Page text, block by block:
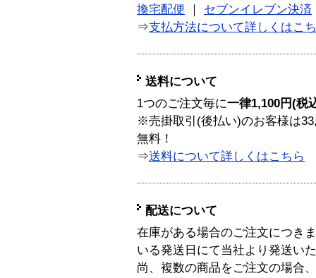
換宅配便
セブンイレブン決済
⇒支払方法について詳しくはこ
送料について
1つのご注文毎に一律1,100円(税
※売掛取引(後払い)のお客様は
無料！
⇒送料について詳しくはこちら
配送について
在庫がある場合のご注文につき
いる発送日にて当社より発送い
尚、複数の商品をご注文の場合